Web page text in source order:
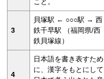
3
貝塚駅 ← ○○○駅 → 西
鉄千早駅 （福岡県/西
鉄貝塚線）
4
日本語を書き表すため
に、漢字をもとにして